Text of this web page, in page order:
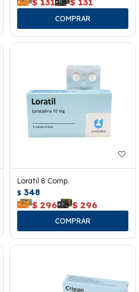
Loratil 8 Comp.
$ 348
$ 296 $ 296